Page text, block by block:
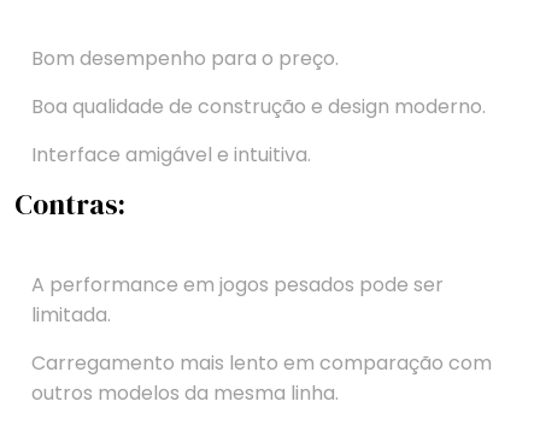
Bom desempenho para o preço.
Boa qualidade de construção e design moderno.
Interface amigável e intuitiva.
Contras:
A performance em jogos pesados pode ser
limitada.
Carregamento mais lento em comparação com
outros modelos da mesma linha.